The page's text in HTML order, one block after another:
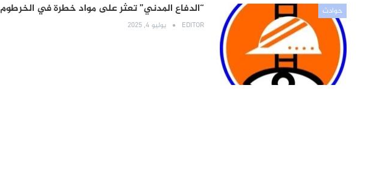
حوادث “الدفاع المدني” تعثر على مواد خطرة في الخرطوم
EDITOR يوليو 4, 2025